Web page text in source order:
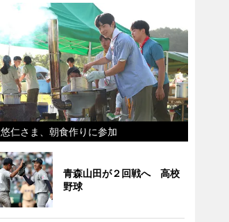
悠仁さま、朝食作りに参加
青森山田が２回戦へ 高校
野球